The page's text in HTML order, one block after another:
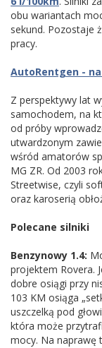
obu wariantach
sekund. Pozostaje
pracy.
AutoRentgen -
Z perspektywy lat
samochodem, na
od próby
utwardzonym
wśród amatorów
MG ZR. Od 2003
Streetwise, czyli
oraz karoserią
Polecane silniki
Benzynowy 1.4:
projektem Rovera.
dobre osiągi przy
103 KM osiąga
uszczelką pod
która może
mocy. Na naprawę